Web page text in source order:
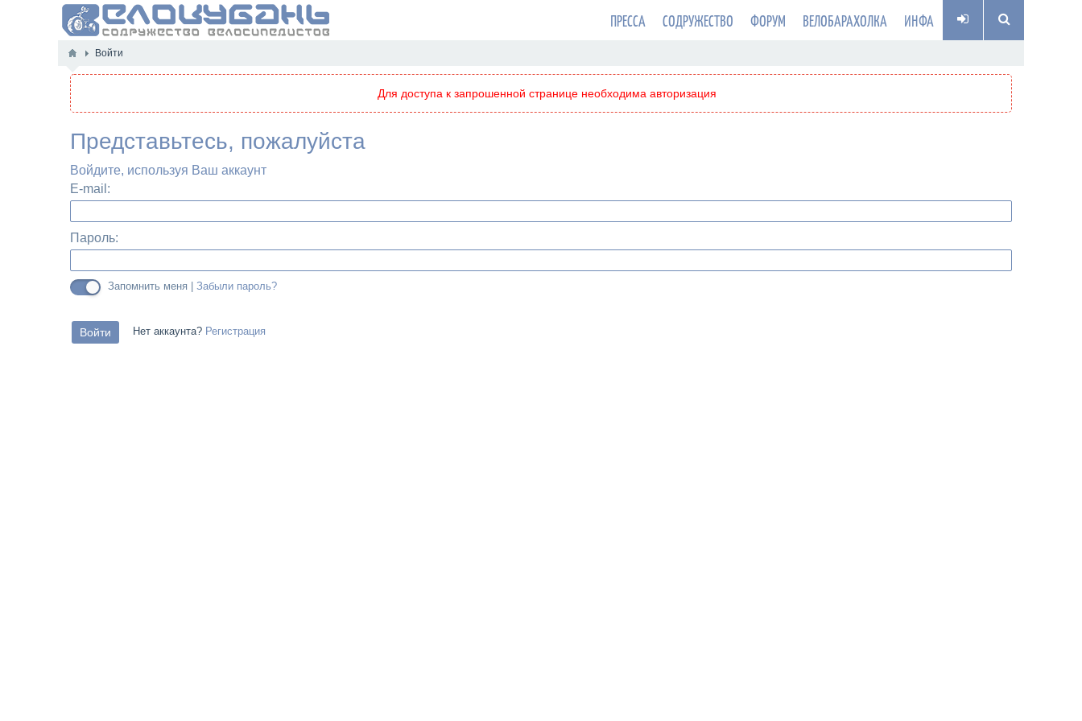
ПРЕССА СОДРУЖЕСТВО ФОРУМ ВЕЛОБАРАХОЛКА ИНФА
Войти
Для доступа к запрошенной странице необходима авторизация
Представьтесь, пожалуйста
Войдите, используя Ваш аккаунт
E-mail:
Пароль:
Запомнить меня | Забыли пароль?
Нет аккаунта? Регистрация